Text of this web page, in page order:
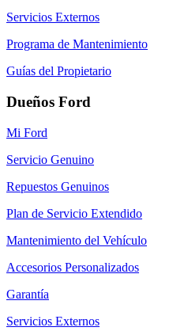
Servicios Externos
Programa de Mantenimiento
Guías del Propietario
Dueños Ford
Mi Ford
Servicio Genuino
Repuestos Genuinos
Plan de Servicio Extendido
Mantenimiento del Vehículo
Accesorios Personalizados
Garantía
Servicios Externos